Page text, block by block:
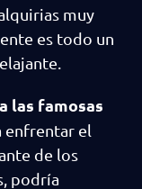
muy
es todo un
las famosas
enfrentar el
de los
podría